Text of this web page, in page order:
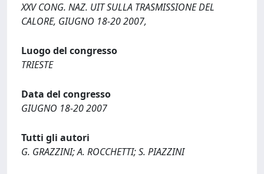
XXV CONG. NAZ. UIT SULLA TRASMISSIONE DEL
CALORE, GIUGNO 18-20 2007,
Luogo del congresso
TRIESTE
Data del congresso
GIUGNO 18-20 2007
Tutti gli autori
G. GRAZZINI; A. ROCCHETTI; S. PIAZZINI